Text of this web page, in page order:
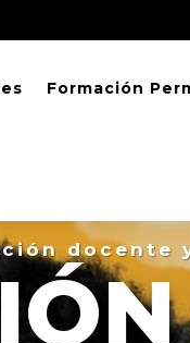
Formación
docente